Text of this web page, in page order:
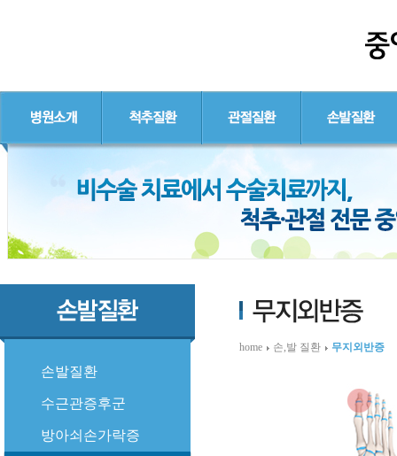
손발질환
수근관증후군
방아쇠손가락증
home 손,발 질환 무지외반증